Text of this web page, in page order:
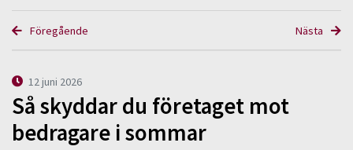
Föregående Nästa
12 juni 2026
Så skyddar du företaget mot
bedragare i sommar